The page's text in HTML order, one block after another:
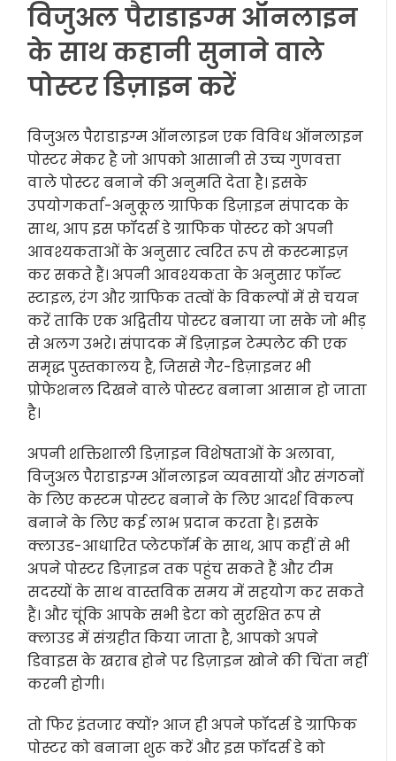
विजुअल पैराडाइग्म ऑनलाइन
के साथ कहानी सुनाने वाले
पोस्टर डिज़ाइन करें
विजुअल पैराडाइग्म ऑनलाइन एक विविध ऑनलाइन
पोस्टर मेकर है जो आपको आसानी से उच्च गुणवत्ता
वाले पोस्टर बनाने की अनुमति देता है। इसके
उपयोगकर्ता-अनुकूल ग्राफिक डिज़ाइन संपादक के
साथ, आप इस फॉदर्स डे ग्राफिक पोस्टर को अपनी
आवश्यकताओं के अनुसार त्वरित रूप से कस्टमाइज़
कर सकते हैं। अपनी आवश्यकता के अनुसार फॉन्ट
स्टाइल, रंग और ग्राफिक तत्वों के विकल्पों में से चयन
करें ताकि एक अद्वितीय पोस्टर बनाया जा सके जो भीड़
से अलग उभरे। संपादक में डिज़ाइन टेम्पलेट की एक
समृद्ध पुस्तकालय है, जिससे गैर-डिज़ाइनर भी
प्रोफेशनल दिखने वाले पोस्टर बनाना आसान हो जाता
है।
अपनी शक्तिशाली डिज़ाइन विशेषताओं के अलावा,
विजुअल पैराडाइग्म ऑनलाइन व्यवसायों और संगठनों
के लिए कस्टम पोस्टर बनाने के लिए आदर्श विकल्प
बनाने के लिए कई लाभ प्रदान करता है। इसके
क्लाउड-आधारित प्लेटफॉर्म के साथ, आप कहीं से भी
अपने पोस्टर डिज़ाइन तक पहुंच सकते हैं और टीम
सदस्यों के साथ वास्तविक समय में सहयोग कर सकते
हैं। और चूंकि आपके सभी डेटा को सुरक्षित रूप से
क्लाउड में संग्रहीत किया जाता है, आपको अपने
डिवाइस के खराब होने पर डिज़ाइन खोने की चिंता नहीं
करनी होगी।
तो फिर इंतजार क्यों? आज ही अपने फॉदर्स डे ग्राफिक
पोस्टर को बनाना शुरू करें और इस फॉदर्स डे को